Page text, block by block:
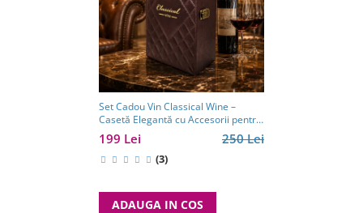
Set Cadou Vin Classical Wine –
Casetă Elegantă cu Accesorii pentru
Vin
250 Lei
199 Lei
(3)
ADAUGA IN COS